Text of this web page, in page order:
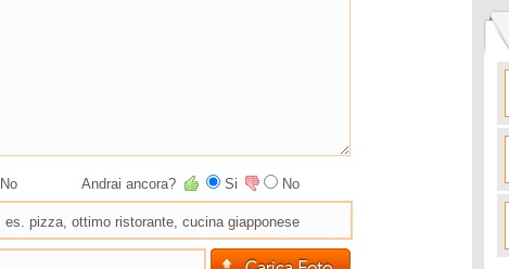
Andrai ancora? Si No